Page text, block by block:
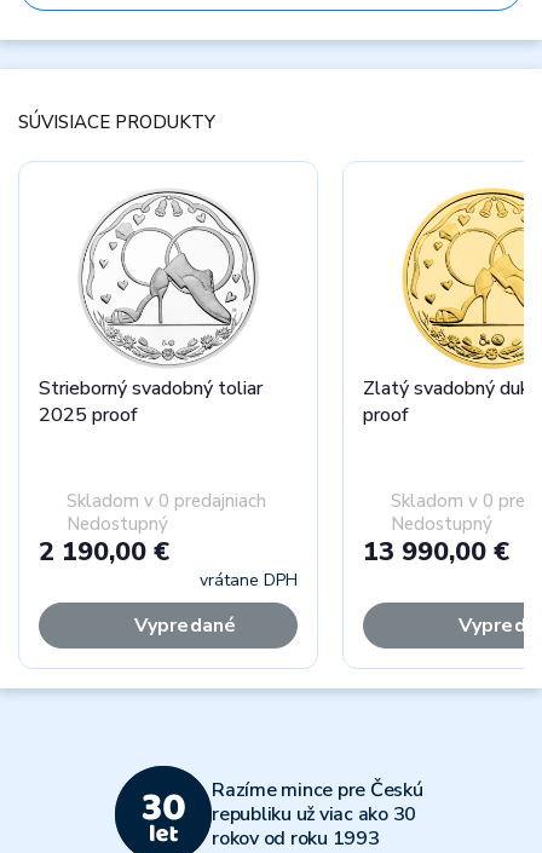
SÚVISIACE PRODUKTY
Strieborný svadobný toliar
2025 proof
Skladom v 0 predajniach
Nedostupný
2 190,00 €
vrátane DPH
Vypredané
Zlatý svadobný
proof
Skladom v 0
Nedostupný
13 990,00 €
Razíme mince pre Českú
republiku už viac ako 30
rokov od roku 1993